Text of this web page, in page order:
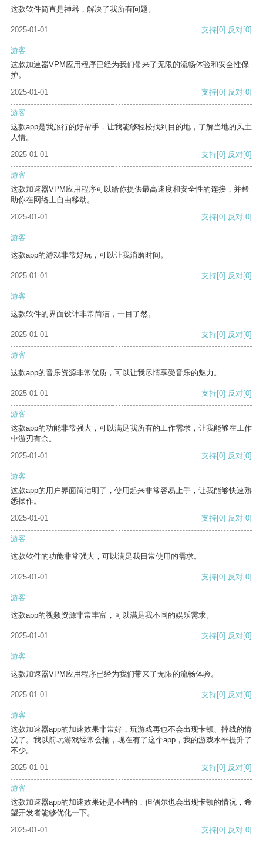
这款软件简直是神器，解决了我所有问题。
2025-01-01 支持[0] 反对[0]
游客
这款加速器VPM应用程序已经为我们带来了无限的流畅体验和安全性保
护。
2025-01-01
支持[0] 反对[0]
游客
这款app是我旅行的好帮手，让我能够轻松找到目的地，了解当地的风土
人情。
2025-01-01
支持[0] 反对[0]
游客
这款加速器VPM应用程序可以给你提供最高速度和安全性的连接，并帮
助你在网络上自由移动。
2025-01-01
支持[0] 反对[0]
游客
这款app的游戏非常好玩，可以让我消磨时间。
2025-01-01 支持[0] 反对[0]
游客
这款软件的界面设计非常简洁，一目了然。
2025-01-01 支持[0] 反对[0]
游客
这款app的音乐资源非常优质，可以让我尽情享受音乐的魅力。
2025-01-01 支持[0] 反对[0]
游客
这款app的功能非常强大，可以满足我所有的工作需求，让我能够在工作
中游刃有余。
2025-01-01
支持[0] 反对[0]
游客
这款app的用户界面简洁明了，使用起来非常容易上手，让我能够快速熟
悉操作。
2025-01-01
支持[0] 反对[0]
游客
这款软件的功能非常强大，可以满足我日常使用的需求。
2025-01-01 支持[0] 反对[0]
游客
这款app的视频资源非常丰富，可以满足我不同的娱乐需求。
2025-01-01 支持[0] 反对[0]
游客
这款加速器VPM应用程序已经为我们带来了无限的流畅体验。
2025-01-01 支持[0] 反对[0]
游客
这款加速器app的加速效果非常好，玩游戏再也不会出现卡顿、掉线的情
况了。我以前玩游戏经常会输，现在有了这个app，我的游戏水平提升了
不少。
2025-01-01
支持[0] 反对[0]
游客
这款加速器app的加速效果还是不错的，但偶尔也会出现卡顿的情况，希
望开发者能够优化一下。
2025-01-01
支持[0] 反对[0]